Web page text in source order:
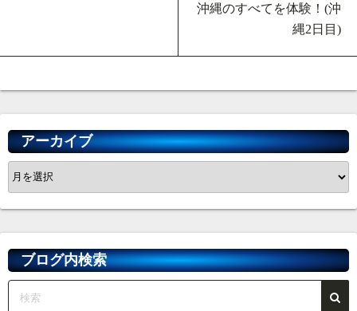
沖縄のすべてを体験！(沖
縄2日目)
アーカイブ
ア
ー
カ
イ
ブブログ内検索